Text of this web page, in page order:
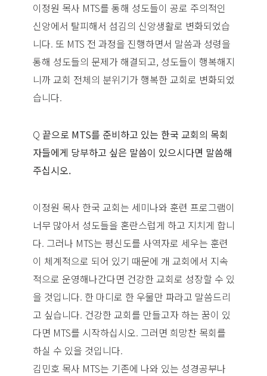
이정원 목사 MTS를 통해 성도들이 공로 주의적인
신앙에서 탈피해서 섬김의 신앙생활로 변화되었습
니다. 또 MTS 전 과정을 진행하면서 말씀과 성령을
통해 성도들의 문제가 해결되고, 성도들이 행복해지
니까 교회 전체의 분위기가 행복한 교회로 변화되었
습니다.
Q 끝으로 MTS를 준비하고 있는 한국 교회의 목회
자들에게 당부하고 싶은 말씀이 있으시다면 말씀해
주십시오.
이정원 목사 한국 교회는 세미나와 훈련 프로그램이
너무 많아서 성도들을 혼란스럽게 하고 지치게 합니
다. 그러나 MTS는 평신도를 사역자로 세우는 훈련
이 체계적으로 되어 있기 때문에 개 교회에서 지속
적으로 운영해나간다면 건강한 교회로 성장할 수 있
을 것입니다. 한 마디로 한 우물만 파라고 말씀드리
고 싶습니다. 건강한 교회를 만들고자 하는 꿈이 있
다면 MTS를 시작하십시오. 그러면 희망찬 목회를
하실 수 있을 것입니다.
김민호 목사 MTS는 기존에 나와 있는 성경공부나